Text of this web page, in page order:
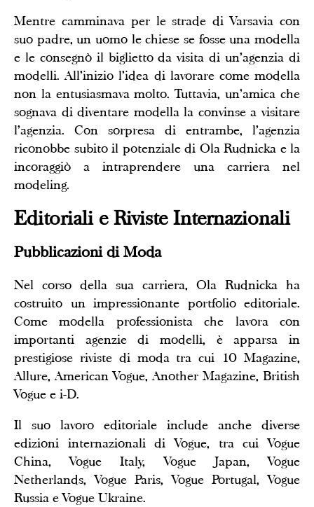
Mentre camminava per le strade di Varsavia con
suo padre, un uomo le chiese se fosse una modella
e le consegnò il biglietto da visita di un’agenzia di
modelli. All’inizio l’idea di lavorare come modella
non la entusiasmava molto. Tuttavia, un’amica che
sognava di diventare modella la convinse a visitare
l’agenzia. Con sorpresa di entrambe, l’agenzia
riconobbe subito il potenziale di Ola Rudnicka e la
incoraggiò a intraprendere una carriera nel
modeling.
Editoriali e Riviste Internazionali
Pubblicazioni di Moda
Nel corso della sua carriera, Ola Rudnicka ha
costruito un impressionante portfolio editoriale.
Come modella professionista che lavora con
importanti agenzie di modelli, è apparsa in
prestigiose riviste di moda tra cui 10 Magazine,
Allure, American Vogue, Another Magazine, British
Vogue e i-D.
Il suo lavoro editoriale include anche diverse
edizioni internazionali di Vogue, tra cui Vogue
China, Vogue Italy, Vogue Japan, Vogue
Netherlands, Vogue Paris, Vogue Portugal, Vogue
Russia e Vogue Ukraine.